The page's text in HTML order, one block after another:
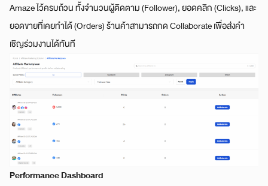
Amaze ไว้ครบถ้วน ทั้งจำนวนผู้ติดตาม (Follower), ยอดคลิก (Clicks), และ
ยอดขายที่เคยทำได้ (Orders) ร้านค้าสามารถกด Collaborate เพื่อส่งคำ
เชิญร่วมงานได้ทันที
Performance Dashboard